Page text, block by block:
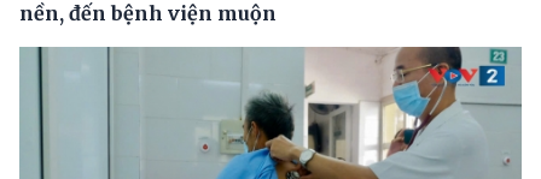
nền, đến bệnh viện muộn